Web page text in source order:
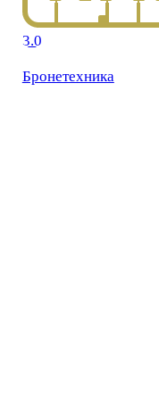
3.0
Бронетехника